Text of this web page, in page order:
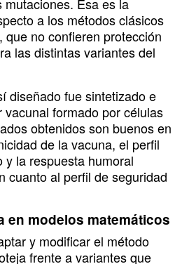
a los métodos clásicos
no confieren protección
las distintas variantes del
diseñado fue sintetizado e
formado por células
obtenidos son buenos en
de la vacuna, el perfil
la respuesta humoral
cuanto al perfil de seguridad
en modelos matemáticos
y modificar el método
frente a variantes que